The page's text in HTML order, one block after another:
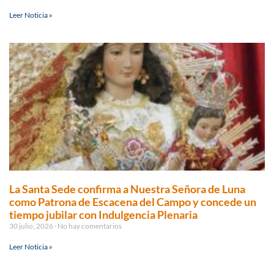
Leer Noticia »
La Santa Sede confirma a Nuestra Señora de Luna
como Patrona de Escacena del Campo y concede un
tiempo jubilar con Indulgencia Plenaria
30 julio, 2026 No hay comentarios
Leer Noticia »